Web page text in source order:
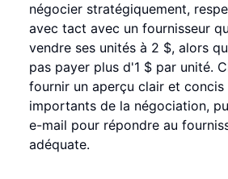
négocier stratégiquement,
avec tact avec un fournisseur
vendre ses unités à 2 $, alors
pas payer plus d'1 $ par unité.
fournir un aperçu clair et concis
importants de la négociation,
e-mail pour répondre au
adéquate.